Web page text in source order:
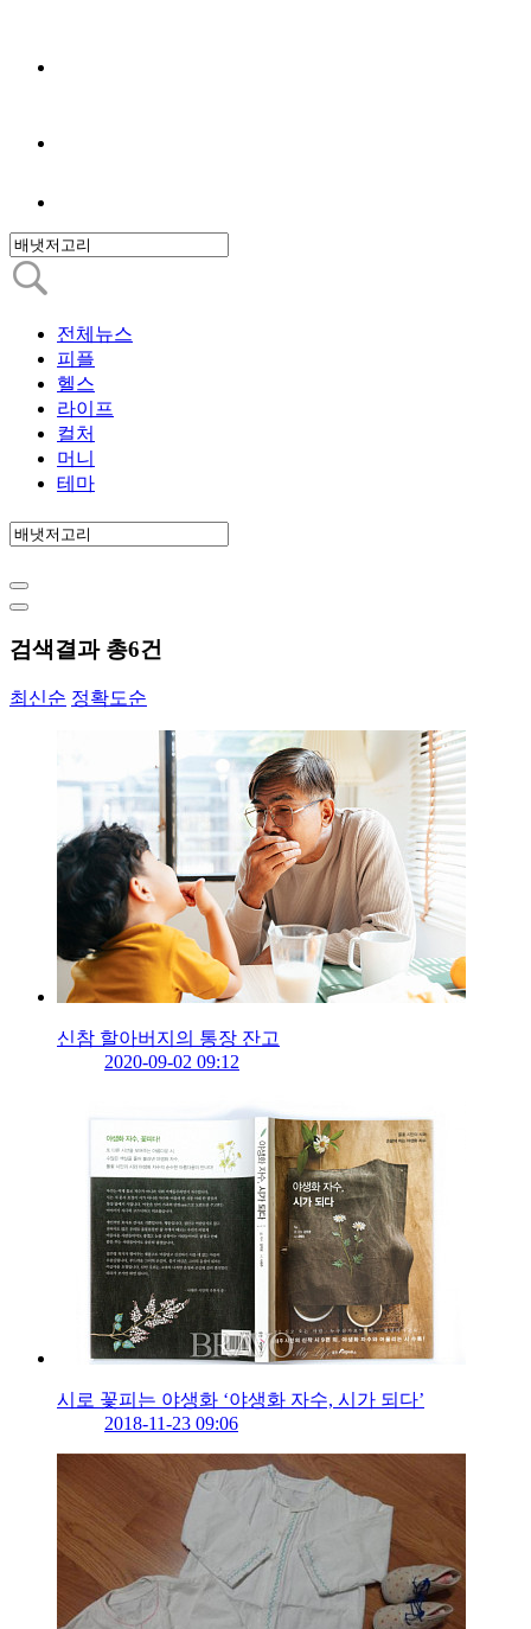
전체뉴스
피플
헬스
라이프
컬처
머니
테마
검색결과 총6건
최신순 정확도순
신참 할아버지의 통장 잔고
2020-09-02 09:12
시로 꽃피는 야생화 ‘야생화 자수, 시가 되다’
2018-11-23 09:06